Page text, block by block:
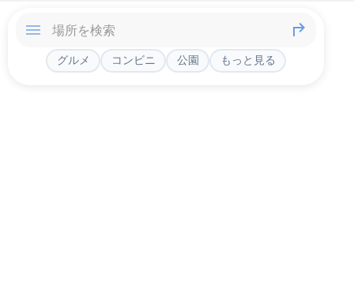
グルメ コンビニ 公園 もっと見る